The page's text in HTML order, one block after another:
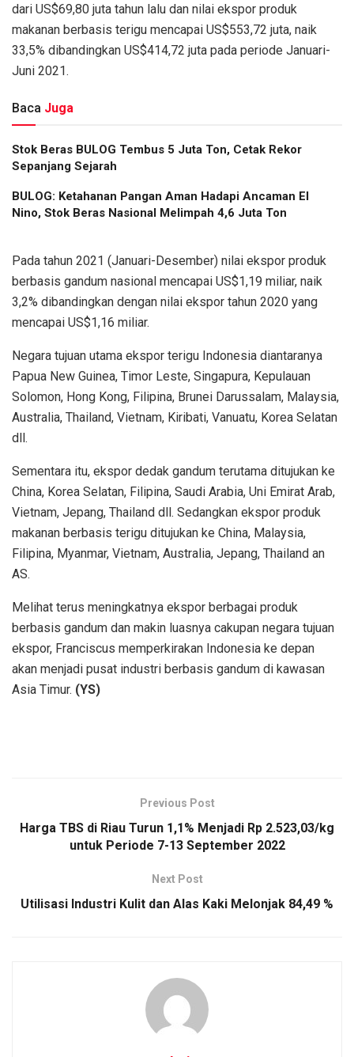
dari US$69,80 juta tahun lalu dan nilai ekspor produk
makanan berbasis terigu mencapai US$553,72 juta, naik
33,5% dibandingkan US$414,72 juta pada periode Januari-
Juni 2021.
Baca Juga
Stok Beras BULOG Tembus 5 Juta Ton, Cetak Rekor
Sepanjang Sejarah
BULOG: Ketahanan Pangan Aman Hadapi Ancaman El
Nino, Stok Beras Nasional Melimpah 4,6 Juta Ton
Pada tahun 2021 (Januari-Desember) nilai ekspor produk
berbasis gandum nasional mencapai US$1,19 miliar, naik
3,2% dibandingkan dengan nilai ekspor tahun 2020 yang
mencapai US$1,16 miliar.
Negara tujuan utama ekspor terigu Indonesia diantaranya
Papua New Guinea, Timor Leste, Singapura, Kepulauan
Solomon, Hong Kong, Filipina, Brunei Darussalam, Malaysia,
Australia, Thailand, Vietnam, Kiribati, Vanuatu, Korea Selatan
dll.
Sementara itu, ekspor dedak gandum terutama ditujukan ke
China, Korea Selatan, Filipina, Saudi Arabia, Uni Emirat Arab,
Vietnam, Jepang, Thailand dll. Sedangkan ekspor produk
makanan berbasis terigu ditujukan ke China, Malaysia,
Filipina, Myanmar, Vietnam, Australia, Jepang, Thailand an
AS.
Melihat terus meningkatnya ekspor berbagai produk
berbasis gandum dan makin luasnya cakupan negara tujuan
ekspor, Franciscus memperkirakan Indonesia ke depan
akan menjadi pusat industri berbasis gandum di kawasan
Asia Timur. (YS)
Previous Post
Harga TBS di Riau Turun 1,1% Menjadi Rp 2.523,03/kg
untuk Periode 7-13 September 2022
Next Post
Utilisasi Industri Kulit dan Alas Kaki Melonjak 84,49 %